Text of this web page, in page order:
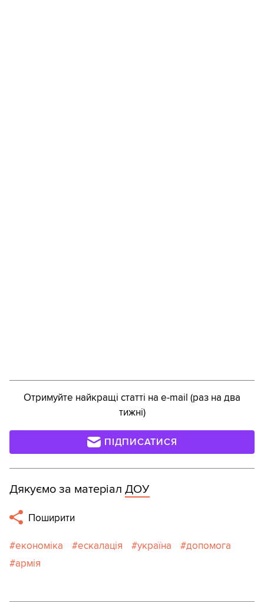
Отримуйте найкращі статті на e-mail (раз на два
тижні)
ПІДПИСАТИСЯ
Дякуємо за матеріал ДОУ
Поширити
економіка ескалація україна
допомога
армія